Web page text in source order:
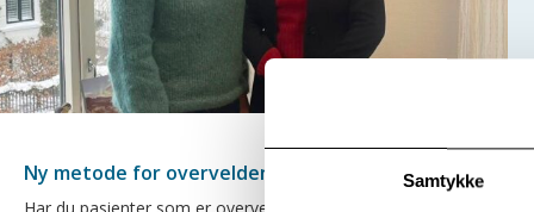
Samtykke
Ny metode for overveldende traumeminner